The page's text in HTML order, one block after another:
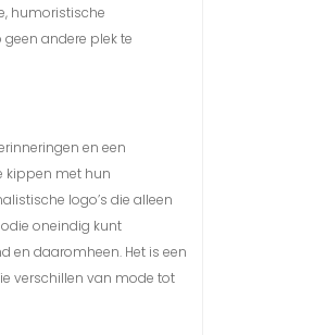
humoristische
andere plek te
en een
kippen met hun
logo’s die alleen
oneindig kunt
en daaromheen. Het is een
verschillen van mode tot